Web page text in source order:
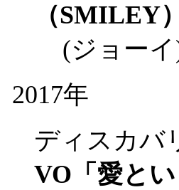
（SMILEY
(ジョー
2017年
ディスカバ
VO「愛と